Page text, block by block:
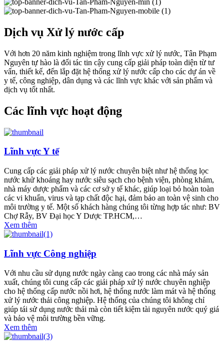
Dịch vụ Xử lý nước cấp
Với hơn 20 năm kinh nghiệm trong lĩnh vực xử lý nước, Tân Phạm
Nguyên tự hào là đối tác tin cậy cung cấp giải pháp toàn diện từ tư
vấn, thiết kế, đến lắp đặt hệ thống xử lý nước cấp cho các dự án về
y tế, công nghiệp, dân dụng và các lĩnh vực khác với sản phẩm và
dịch vụ tốt nhất.
Các lĩnh vực hoạt động
Lĩnh vực Y tế
Cung cấp các giải pháp xử lý nước chuyên biệt như hệ thống lọc
nước khử khoáng hay nước siêu sạch cho bệnh viện, phòng khám,
nhà máy dược phẩm và các cơ sở y tế khác, giúp loại bỏ hoàn toàn
các vi khuẩn, virus và tạp chất độc hại, đảm bảo an toàn vệ sinh cho
môi trường y tế. Một số khách hàng chúng tôi từng hợp tác như: BV
Chợ Rẫy, BV Đại học Y Dược TP.HCM,…
Xem thêm
Lĩnh vực Công nghiệp
Với nhu cầu sử dụng nước ngày càng cao trong các nhà máy sản
xuất, chúng tôi cung cấp các giải pháp xử lý nước chuyên nghiệp
cho hệ thống cấp nước nồi hơi, hệ thống nước làm mát và hệ thống
xử lý nước thải công nghiệp. Hệ thống của chúng tôi không chỉ
giúp tái sử dụng nước thải mà còn tiết kiệm tài nguyên nước quý giá
và bảo vệ môi trường bền vững.
Xem thêm